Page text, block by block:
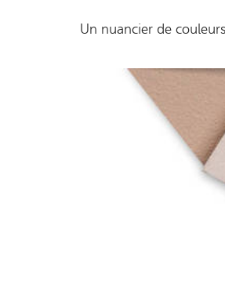
Un nuancier de